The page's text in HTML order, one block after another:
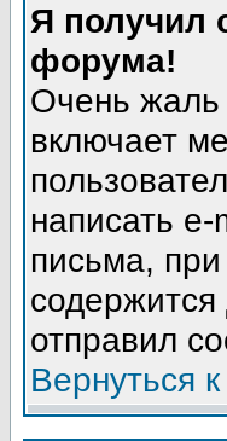
Я получил
форума!
Очень
включает
написать
письма,
отправил
Вернуться